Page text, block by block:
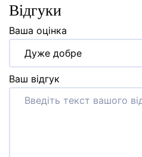
Відгуки
Ваша оцінка
Дуже добре
Ваш відгук